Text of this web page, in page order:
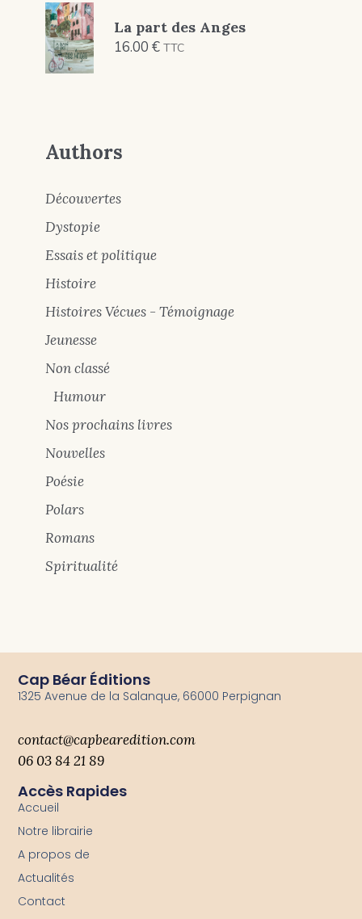
La part des Anges
16.00 € TTC
Authors
Découvertes
Dystopie
Essais et politique
Histoire
Histoires Vécues - Témoignage
Jeunesse
Non classé
Humour
Nos prochains livres
Nouvelles
Poésie
Polars
Romans
Spiritualité
Accès Rapides
Accueil
Notre librairie
A propos de
Actualités
Contact
Cap Béar Éditions
1325 Avenue de la Salanque, 66000 Perpignan
contact@capbearedition.com
06 03 84 21 89